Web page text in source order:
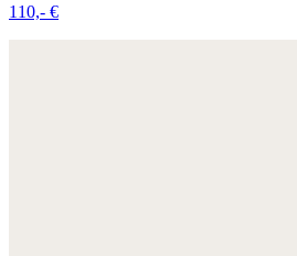
110,- €